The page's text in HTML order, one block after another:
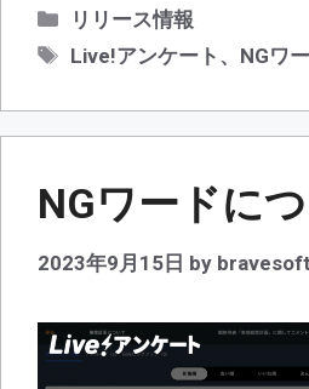
カ
テ
リ
ー
リリース情報
タ
Live!アンケート 、 NGワ
NGワードに
2023年9月15日 by bravesoft